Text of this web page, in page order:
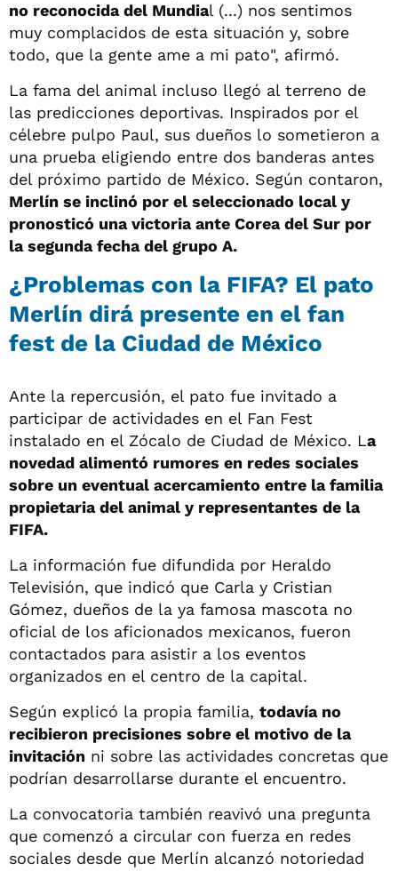
no reconocida del Mundial (...) nos sentimos
muy complacidos de esta situación y, sobre
todo, que la gente ame a mi pato", afirmó.
La fama del animal incluso llegó al terreno de
las predicciones deportivas. Inspirados por el
célebre pulpo Paul, sus dueños lo sometieron a
una prueba eligiendo entre dos banderas antes
del próximo partido de México. Según contaron,
Merlín se inclinó por el seleccionado local y
pronosticó una victoria ante Corea del Sur por
la segunda fecha del grupo A.
¿Problemas con la FIFA? El pato
Merlín dirá presente en el fan
fest de la Ciudad de México
Ante la repercusión, el pato fue invitado a
participar de actividades en el Fan Fest
instalado en el Zócalo de Ciudad de México. La
novedad alimentó rumores en redes sociales
sobre un eventual acercamiento entre la familia
propietaria del animal y representantes de la
FIFA.
La información fue difundida por Heraldo
Televisión, que indicó que Carla y Cristian
Gómez, dueños de la ya famosa mascota no
oficial de los aficionados mexicanos, fueron
contactados para asistir a los eventos
organizados en el centro de la capital.
Según explicó la propia familia, todavía no
recibieron precisiones sobre el motivo de la
invitación ni sobre las actividades concretas que
podrían desarrollarse durante el encuentro.
La convocatoria también reavivó una pregunta
que comenzó a circular con fuerza en redes
sociales desde que Merlín alcanzó notoriedad